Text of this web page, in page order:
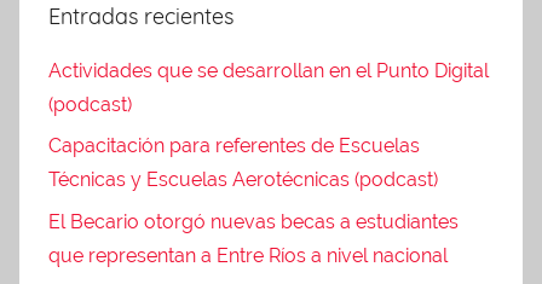
Entradas recientes
Actividades que se desarrollan en el Punto Digital
(podcast)
Capacitación para referentes de Escuelas
Técnicas y Escuelas Aerotécnicas (podcast)
El Becario otorgó nuevas becas a estudiantes
que representan a Entre Ríos a nivel nacional